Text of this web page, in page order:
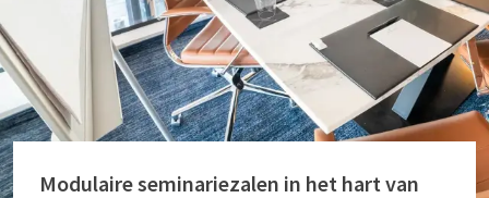
Modulaire seminariezalen in het hart van